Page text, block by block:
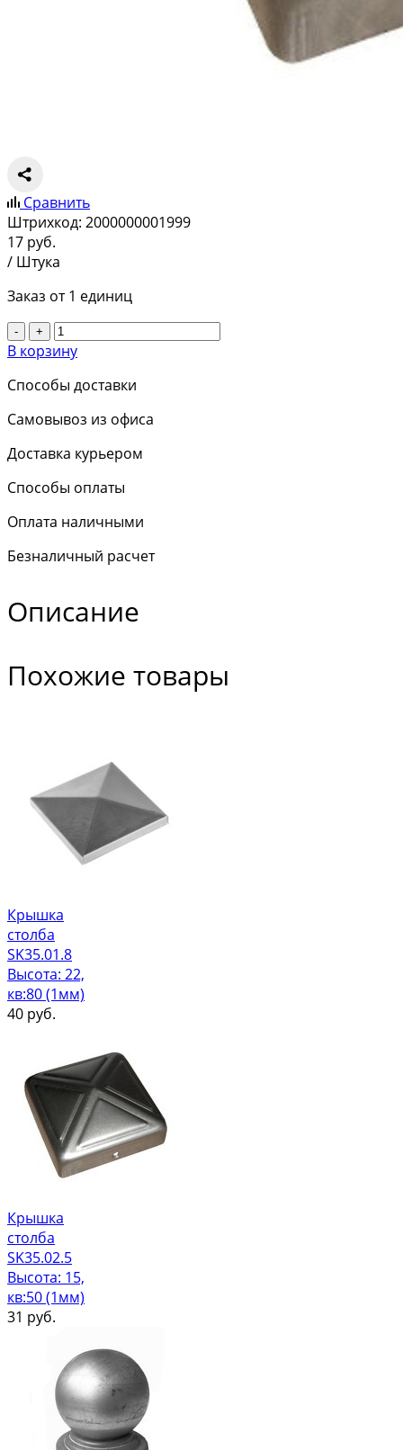
Сравнить
Штрихкод: 2000000001999
17 руб.
/ Штука
Заказ от 1 единиц
- +
В корзину
Способы доставки
Самовывоз из офиса
Доставка курьером
Способы оплаты
Оплата наличными
Безналичный расчет
Описание
Похожие товары
Крышка
столба
SK35.01.8
Высота: 22,
кв:80 (1мм)
40 руб.
Крышка
столба
SK35.02.5
Высота: 15,
кв:50 (1мм)
31 руб.